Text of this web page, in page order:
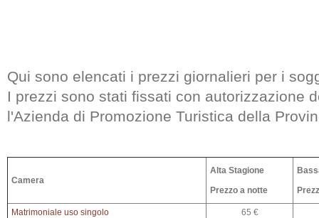
Qui sono elencati i prezzi giornalieri per i
I prezzi sono stati fissati con autorizzazione
l'Azienda di Promozione Turistica della
Camera
Alta Stagione
Prezzo a notte
Matrimoniale uso singolo
65 €